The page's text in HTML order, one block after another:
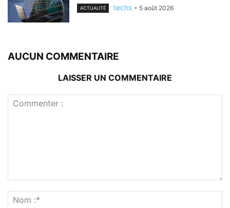
ACTUALITÉ techs - 5 août 2026
AUCUN COMMENTAIRE
LAISSER UN COMMENTAIRE